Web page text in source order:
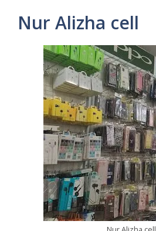
Nur Alizha cell